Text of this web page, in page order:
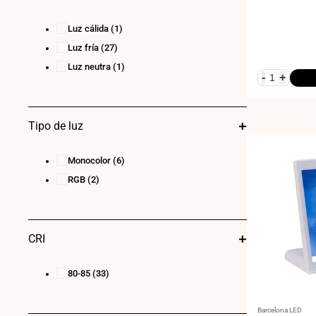
- +
Proveedor:
Barcelona LED
236 (1)
1.2W (2)
Luz cálida (1)
Luz fría (27)
Luz neutra (1)
Tipo de luz
Monocolor (6)
RGB (2)
CRI
80-85 (33)